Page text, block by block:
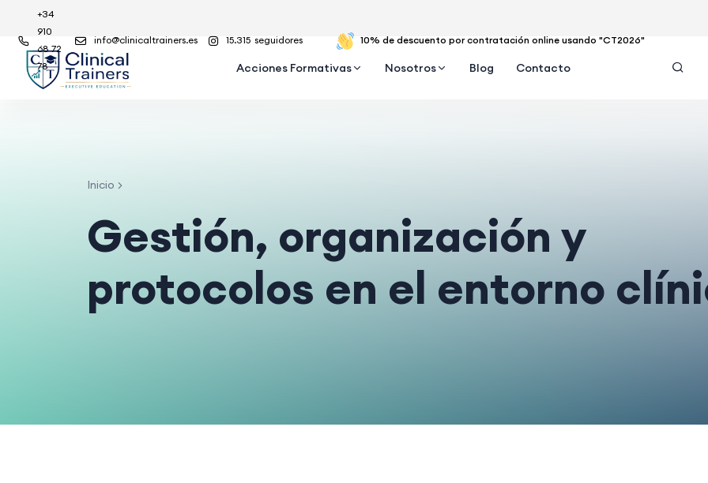
15.315 seguidores
info@clinicaltrainers.es
+34
910
68 72
78
10% de descuento por contratación online usando "CT2026"
Acciones Formativas Nosotros Blog Contacto
Inicio
Gestión, organización y
protocolos en el entorno